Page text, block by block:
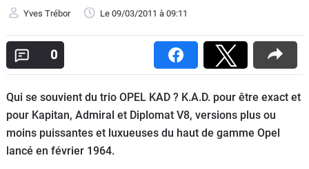
Guide
Electriques
Utilitaires
Flottes
Auto
Yves Trébor
Le 09/03/2011 à 09:11
0
Qui se souvient du trio OPEL KAD ? K.A.D. pour être exact et
pour Kapitan, Admiral et Diplomat V8, versions plus ou
moins puissantes et luxueuses du haut de gamme Opel
lancé en février 1964.